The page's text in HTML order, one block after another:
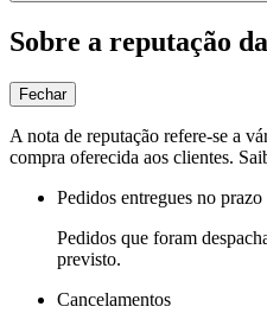
Sobre a reputação
Fechar
A nota de reputação refere-se a
compra oferecida aos clientes.
Pedidos entregues no prazo
Pedidos que foram
previsto.
Cancelamentos